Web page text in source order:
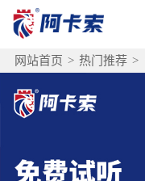
网站首页 > 热门推荐 >